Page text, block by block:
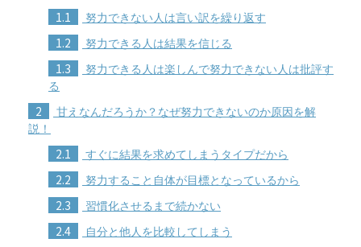
1.1 努力できない人は言い訳を繰り返す
1.2 努力できる人は結果を信じる
1.3
努力できる人は楽しんで努力できない人は批評す
る
2
甘えなんだろうか？なぜ努力できないのか原因を解
説！
2.1 すぐに結果を求めてしまうタイプだから
2.2 努力すること自体が目標となっているから
2.3 習慣化させるまで続かない
2.4 自分と他人を比較してしまう